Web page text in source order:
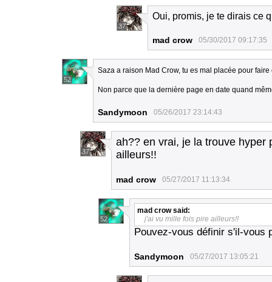
37
Oui, promis, je te dirais ce
mad crow 05/30/2017 09:17:35
52
Saza a raison Mad Crow, tu es mal placée pour
Non parce que la dernière page en date quand
Sandymoon 05/26/2017 23:14:43
37
ah?? en vrai, je la trouve hyper
ailleurs!!
mad crow 05/27/2017 11:13:34
52
mad crowsaid:
j'ai vu mille fois pire ailleurs!!
Pouvez-vous définir s'il-vous
Sandymoon 05/27/2017 13:05:21